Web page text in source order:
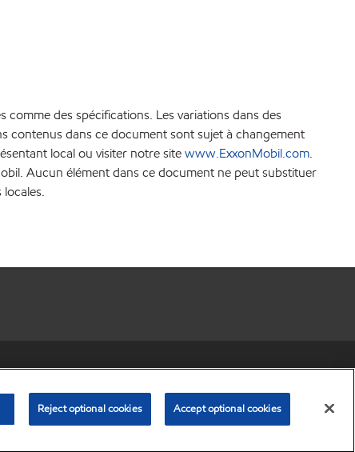
des spécifications. Les variations dans des
contenus dans ce document sont sujet à changement
local ou visiter notre sitewww.ExxonMobil.com.
Aucun élément dans ce document ne peut substituer
© Copyright 2003-
Exxon Mobil Corporation. All Rights Reserved.
Reject optional cookies Accept optional cookies